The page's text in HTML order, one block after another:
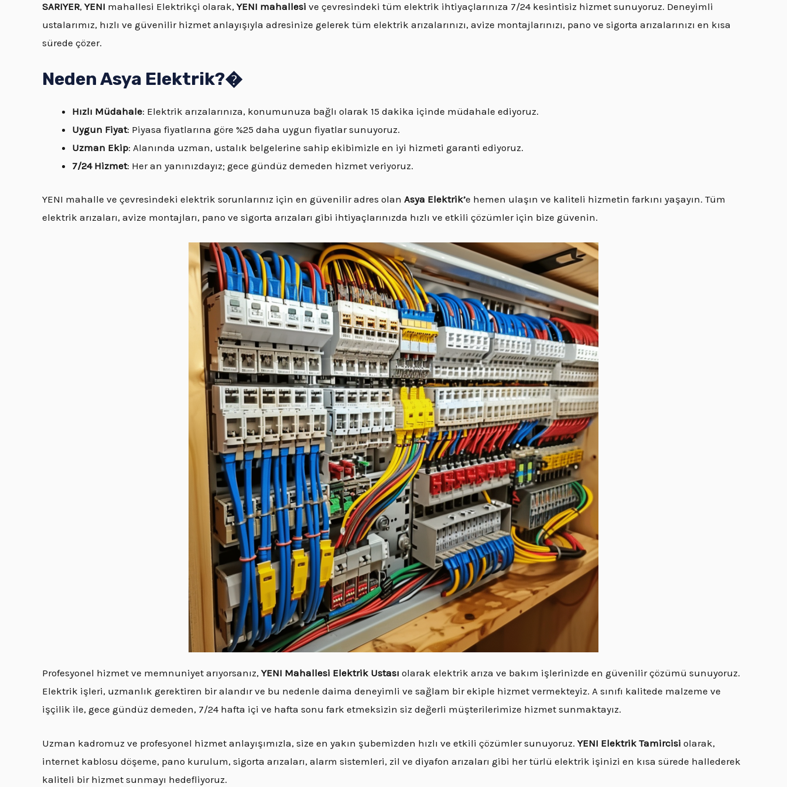
SARIYER,YENI mahallesi Elektrikçi olarak,YENI mahallesi ve çevresindeki tüm elektrik ihtiyaçlarınıza 7/24 kesintisiz hizmet sunuyoruz. Deneyimli
ustalarımız, hızlı ve güvenilir hizmet anlayışıyla adresinize gelerek tüm elektrik arızalarınızı, avize montajlarınızı, pano ve sigorta arızalarınızı en kısa
sürede çözer.
Neden Asya Elektrik?�
Hızlı Müdahale: Elektrik arızalarınıza, konumunuza bağlı olarak 15 dakika içinde müdahale ediyoruz.
Uygun Fiyat: Piyasa fiyatlarına göre %25 daha uygun fiyatlar sunuyoruz.
Uzman Ekip: Alanında uzman, ustalık belgelerine sahip ekibimizle en iyi hizmeti garanti ediyoruz.
7/24 Hizmet: Her an yanınızdayız; gece gündüz demeden hizmet veriyoruz.
YENI mahalle ve çevresindeki elektrik sorunlarınız için en güvenilir adres olan Asya Elektrik’e hemen ulaşın ve kaliteli hizmetin farkını yaşayın. Tüm
elektrik arızaları, avize montajları, pano ve sigorta arızaları gibi ihtiyaçlarınızda hızlı ve etkili çözümler için bize güvenin.
Profesyonel hizmet ve memnuniyet arıyorsanız,YENI Mahallesi Elektrik Ustası olarak elektrik arıza ve bakım işlerinizde en güvenilir çözümü sunuyoruz.
Elektrik işleri, uzmanlık gerektiren bir alandır ve bu nedenle daima deneyimli ve sağlam bir ekiple hizmet vermekteyiz. A sınıfı kalitede malzeme ve
işçilik ile, gece gündüz demeden, 7/24 hafta içi ve hafta sonu fark etmeksizin siz değerli müşterilerimize hizmet sunmaktayız.
Uzman kadromuz ve profesyonel hizmet anlayışımızla, size en yakın şubemizden hızlı ve etkili çözümler sunuyoruz.YENI Elektrik Tamircisi olarak,
internet kablosu döşeme, pano kurulum, sigorta arızaları, alarm sistemleri, zil ve diyafon arızaları gibi her türlü elektrik işinizi en kısa sürede hallederek
kaliteli bir hizmet sunmayı hedefliyoruz.